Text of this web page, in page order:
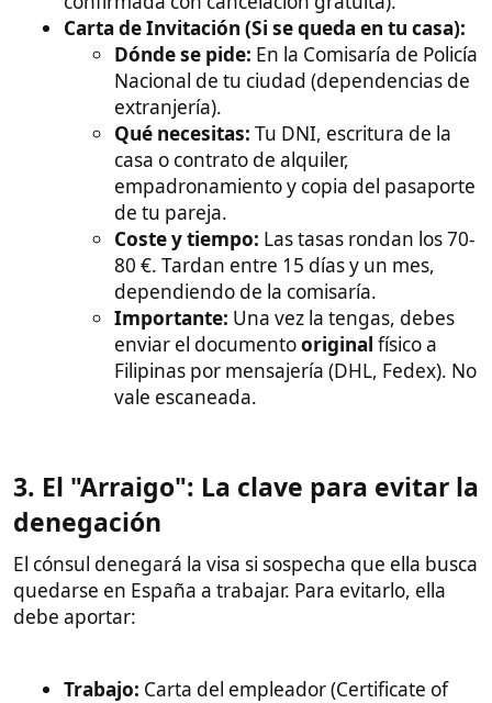
3. El "Arraigo": La clave para evitar la
denegación​
El cónsul denegará la visa si sospecha que ella busca
quedarse en España a trabajar. Para evitarlo, ella
debe aportar:
Trabajo:Carta del empleador (Certificate of
Employment) indicando su puesto, sueldo,
antigüedad y, muy importante, que tiene las
vacaciones aprobadasy que la esperan a la
Seguridad Social: Historial de contribuciones a
SSS o ITR (impuestos).
Lazos familiares:Si tiene hijos en Filipinas que
nombre, presentar los títulos.
4. Pruebas de la relación​
Si sois novios y no estáis casados, el consulado
necesita saber que no es un fraude, reune algunas